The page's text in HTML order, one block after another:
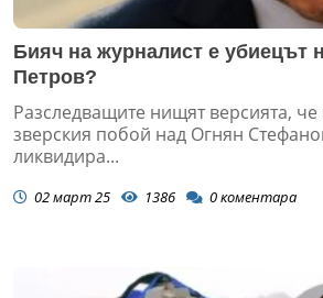
Бияч на журналист е убиецът
Петров?
Разследващите нищят версията, че
зверския побой над Огнян
ликвидира...
02 март 25 1386 0коментара